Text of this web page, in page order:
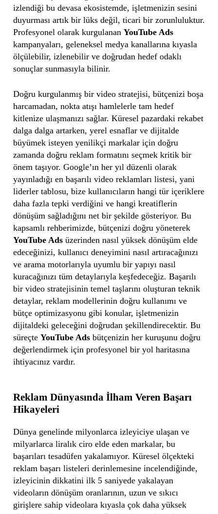
izlendiği bu devasa ekosistemde, işletmenizin sesini
duyurması artık bir lüks değil, ticari bir zorunluluktur.
Profesyonel olarak kurgulanan YouTube Ads
kampanyaları, geleneksel medya kanallarına kıyasla
ölçülebilir, izlenebilir ve doğrudan hedef odaklı
sonuçlar sunmasıyla bilinir.
Doğru kurgulanmış bir video stratejisi, bütçenizi boşa
harcamadan, nokta atışı hamlelerle tam hedef
kitlenize ulaşmanızı sağlar. Küresel pazardaki rekabet
dalga dalga artarken, yerel esnaflar ve dijitalde
büyümek isteyen yenilikçi markalar için doğru
zamanda doğru reklam formatını seçmek kritik bir
önem taşıyor. Google’ın her yıl düzenli olarak
yayınladığı en başarılı video reklamları listesi, yani
liderler tablosu, bize kullanıcıların hangi tür içeriklere
daha fazla tepki verdiğini ve hangi kreatiflerin
dönüşüm sağladığını net bir şekilde gösteriyor. Bu
kapsamlı rehberimizde, bütçenizi doğru yöneterek
YouTube Adsüzerinden nasıl yüksek dönüşüm elde
edeceğinizi, kullanıcı deneyimini nasıl artıracağınızı
ve arama motorlarıyla uyumlu bir yapıyı nasıl
kuracağınızı tüm detaylarıyla keşfedeceğiz. Başarılı
bir video stratejisinin temel taşlarını oluşturan teknik
detaylar, reklam modellerinin doğru kullanımı ve
bütçe optimizasyonu gibi konular, işletmenizin
dijitaldeki geleceğini doğrudan şekillendirecektir. Bu
süreçte YouTube Adsbütçenizin her kuruşunu doğru
değerlendirmek için profesyonel bir yol haritasına
ihtiyacınız vardır.
Reklam Dünyasında İlham Veren Başarı
Hikayeleri
Dünya genelinde milyonlarca izleyiciye ulaşan ve
milyarlarca liralık ciro elde eden markalar, bu
başarıları tesadüfen yakalamıyor. Küresel ölçekteki
reklam başarı listeleri derinlemesine incelendiğinde,
izleyicinin dikkatini ilk 5 saniyede yakalayan
videoların dönüşüm oranlarının, uzun ve sıkıcı
girişlere sahip videolara kıyasla çok daha yüksek